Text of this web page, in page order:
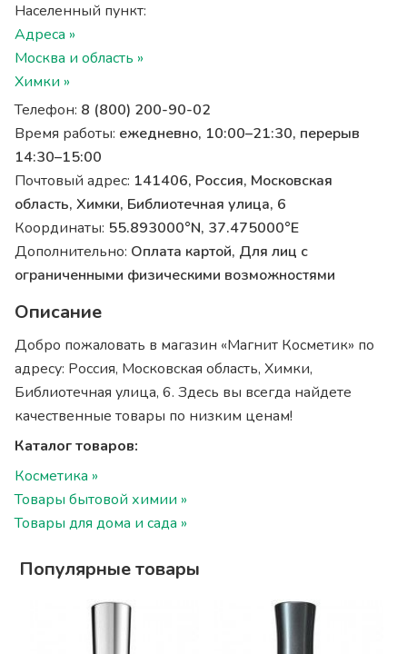
Населенный пункт:
Адреса »
Москва и область »
Химки »
Телефон: 8 (800) 200-90-02
Время работы: ежедневно, 10:00–21:30, перерыв
14:30–15:00
Почтовый адрес: 141406, Россия, Московская
область, Химки, Библиотечная улица, 6
Координаты: 55.893000°N, 37.475000°E
Дополнительно: Оплата картой, Для лиц с
ограниченными физическими возможностями
Описание
Добро пожаловать в магазин «Магнит Косметик» по
адресу: Россия, Московская область, Химки,
Библиотечная улица, 6. Здесь вы всегда найдете
качественные товары по низким ценам!
Каталог товаров:
Косметика »
Товары бытовой химии »
Товары для дома и сада »
Популярные товары